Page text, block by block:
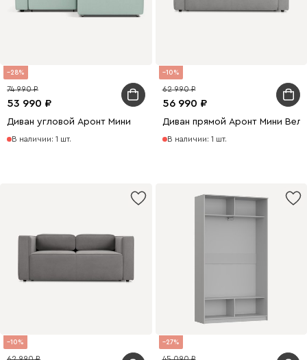
28
53 990
74 990
Диван угловой Аронт Мини
В наличии: 1 шт.
10
56 990
62 990
Диван прямой Аронт Мини
В наличии: 1 шт.
10 27